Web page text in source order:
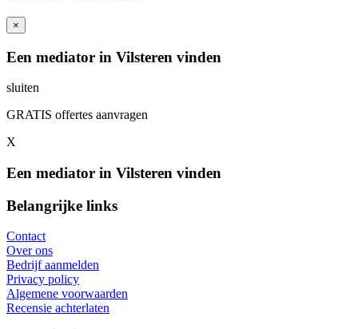
×
Een mediator in Vilsteren vinden
sluiten
GRATIS offertes aanvragen
X
Een mediator in Vilsteren vinden
Belangrijke links
Contact
Over ons
Bedrijf aanmelden
Privacy policy
Algemene voorwaarden
Recensie achterlaten